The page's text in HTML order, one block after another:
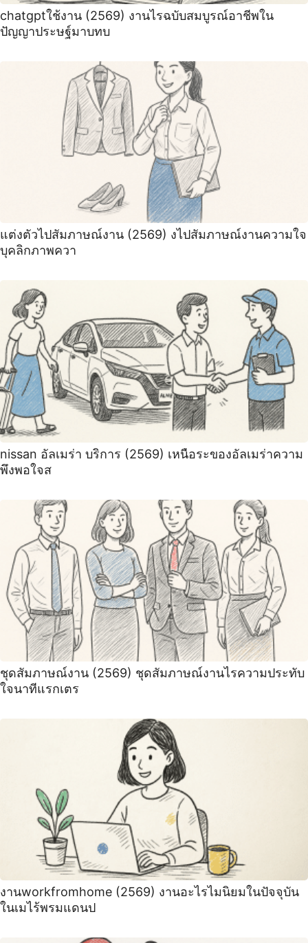
chatgptใช้งาน (2569) งานไรฉบับสมบูรณ์อาชีพใน
ปัญญาประษฐ์มาบทบ
แต่งตัวไปสัมภาษณ์งาน (2569) งไปสัมภาษณ์งานความใจ
บุคลิกภาพควา
nissan อัลเมร่า บริการ (2569) เหนือระของอัลเมร่าความ
พึงพอใจส
ชุดสัมภาษณ์งาน (2569) ชุดสัมภาษณ์งานไรความประทับ
ใจนาทีแรกเตร
งานworkfromhome (2569) งานอะไรไมนิยมในปัจจุบัน
ในเมไร้พรมแดนป